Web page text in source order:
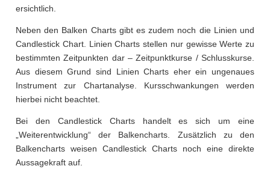
ersichtlich.
Neben den Balken Charts gibt es zudem noch die Linien und
Candlestick Chart. Linien Charts stellen nur gewisse Werte zu
bestimmten Zeitpunkten dar – Zeitpunktkurse / Schlusskurse.
Aus diesem Grund sind Linien Charts eher ein ungenaues
Instrument zur Chartanalyse. Kursschwankungen werden
hierbei nicht beachtet.
Bei den Candlestick Charts handelt es sich um eine
„Weiterentwicklung“ der Balkencharts. Zusätzlich zu den
Balkencharts weisen Candlestick Charts noch eine direkte
Aussagekraft auf.